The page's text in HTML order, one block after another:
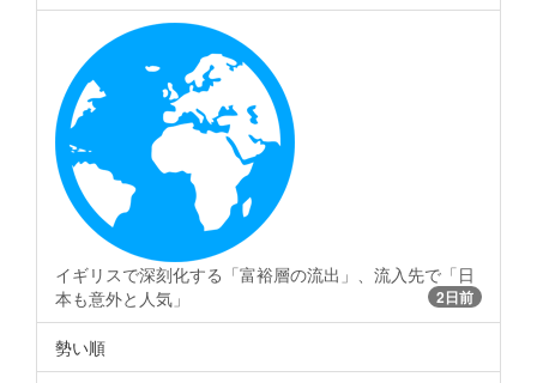
イギリスで深刻化する「富裕層の流出」、流入先で「日
本も意外と人気」
2日前
勢い順